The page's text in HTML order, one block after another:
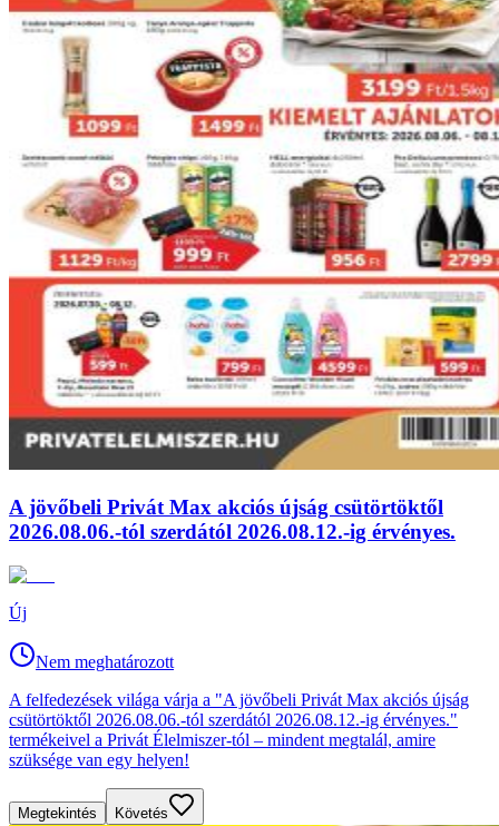
A jövőbeli Privát Max akciós újság csütörtöktől
2026.08.06.-tól szerdától 2026.08.12.-ig érvényes.
Új
Nem meghatározott
A felfedezések világa várja a "A jövőbeli Privát Max akciós újság
csütörtöktől 2026.08.06.-tól szerdától 2026.08.12.-ig érvényes."
termékeivel a Privát Élelmiszer-tól – mindent megtalál, amire
szüksége van egy helyen!
Megtekintés Követés